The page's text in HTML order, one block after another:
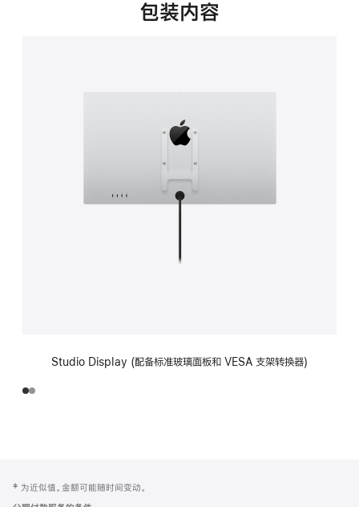
中
包装内容
Studio Display (配备标准玻璃面板和 VESA 支架转换器)
页
注
‡ 为近似值。金额可能随时间变动。